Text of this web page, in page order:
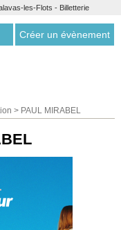
les-Flots - Billetterie
Créer un évènement
> PAUL MIRABEL